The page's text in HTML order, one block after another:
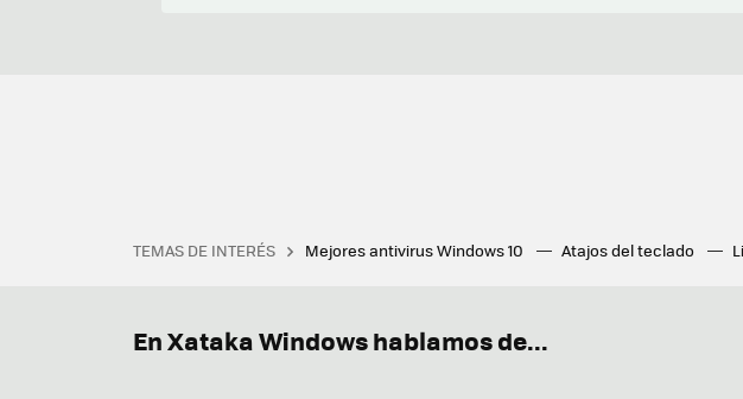
TEMAS DE INTERÉS Mejores antivirus Windows 10 Atajos del teclado
En Xataka Windows hablamos de...